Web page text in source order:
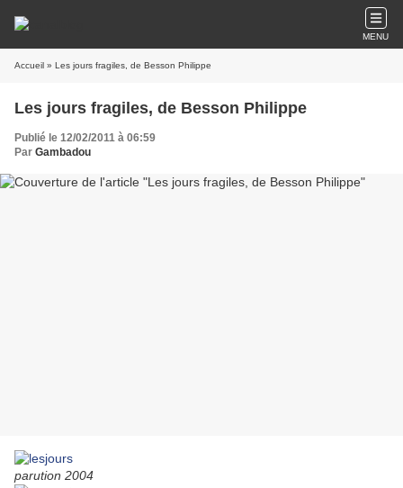
MENU
Accueil » Les jours fragiles, de Besson Philippe
Les jours fragiles, de Besson Philippe
Publié le 12/02/2011 à 06:59
Par Gambadou
parution 2004